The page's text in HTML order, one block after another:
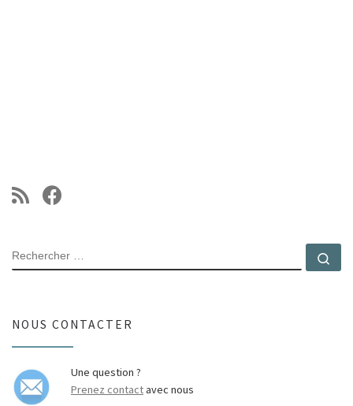
RECHERCHER
NOUS CONTACTER
Une question ?
Prenez contactavec nous